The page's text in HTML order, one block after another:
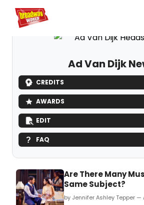
Home For You
Ad Van Dijk
CREDITS
AWARDS
EDIT
FAQ
Are There Many
Same Subject?
by Jennifer Ashley Tepper —